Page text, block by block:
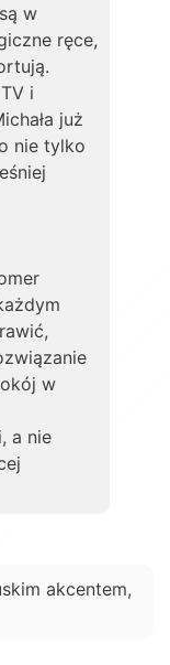
w
ręce,
i
już
nie tylko
w
a nie
akcentem,